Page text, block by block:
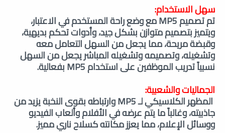
سهل الاستخدام:
تم تصميم MP5 مع وضع راحة المستخدم في الاعتبار،
ويتميز بتصميم متوازن بشكل جيد، وأدوات تحكم بديهية،
وقبضة مريحة، مما يجعل من السهل التعامل معه
وتشغيله،وتصميمه وتشغيله المباشر يجعل من السهل
نسبياً تدريب الموظفين على استخدام MP5 بفعالية.
الجماليات والشعبية:
المظهر الكلاسيكي لـ MP5 وارتباطه بقوى النخبة يزيد من
جاذبيته، وغالباً ما يتم عرضه في الأفلام وألعاب الفيديو
ووسائل الإعلام، مما يعزز مكانته كسلاح ناري مميز.